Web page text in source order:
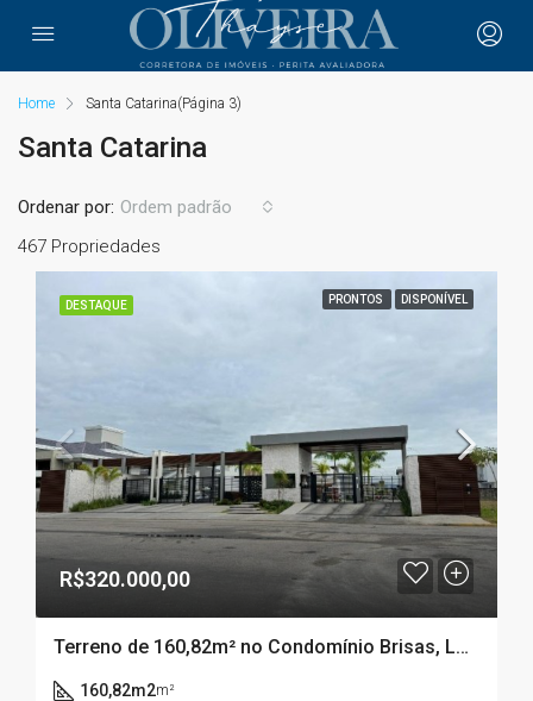
Home Santa Catarina(Página 3)
Santa Catarina
467 Propriedades
Ordenar por: Ordem padrão
DESTAQUE PRONTOS DISPONÍVEL
R$320.000,00
Terreno de 160,82m² no Condomínio Brisas, Loteamento DeltaVille – BIGUAÇU – SC
160,82m2m²